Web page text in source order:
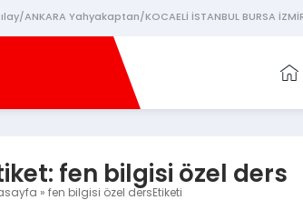
ANKARA Yahyakaptan/KOCAELİ İSTANBUL BURSA
fen bilgisi özel ders
» fen bilgisi özel dersEtiketi